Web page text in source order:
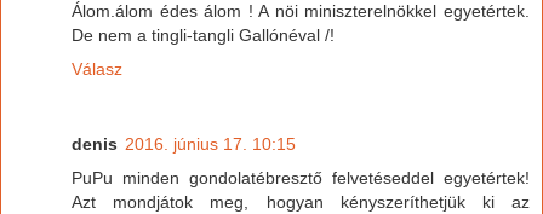
Álom.álom édes álom ! A nöi miniszterelnökkel egyetértek.
De nem a tingli-tangli Gallónéval /!
Válasz
denis 2016. június 17. 10:15
PuPu minden gondolatébresztő felvetéseddel egyetértek!
Azt mondjátok meg, hogyan kényszeríthetjük ki az